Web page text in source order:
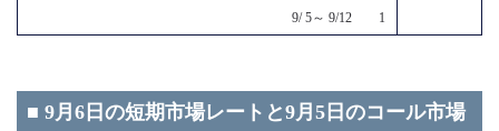
9/ 5～ 9/12 1
■ 9月6日の短期市場レートと9月5日のコール市場